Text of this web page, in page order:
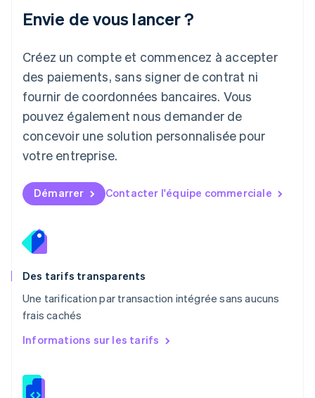
Envie de vous lancer ?
Créez un compte et commencez à accepter
des paiements, sans signer de contrat ni
fournir de coordonnées bancaires. Vous
pouvez également nous demander de
concevoir une solution personnalisée pour
votre entreprise.
Démarrer Contacter l'équipe commerciale
Des tarifs transparents
Une tarification par transaction intégrée sans aucuns
frais cachés
Informations sur les tarifs
Deutsch English
Luxembourg
FrançaisDeutsch English
Malaisie
English 简体中文
Malte
English
EspañolEnglish
English
Nouvelle-Zélande
Pays-Bas
Nederlands
English
PortuguêsEnglish
R.A.S. de Hong Kong, Chine
English
Roumanie